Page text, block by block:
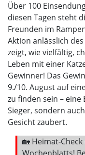
Über 100
diesen Tagen steht
Freunden im
Aktion anlässlich
zeigt, wie vielfältig,
Leben mit einer
Gewinner! Das
9./10. August auf
zu finden sein –
Sieger, sondern
Gesicht zaubert.
🏡 Heimat-